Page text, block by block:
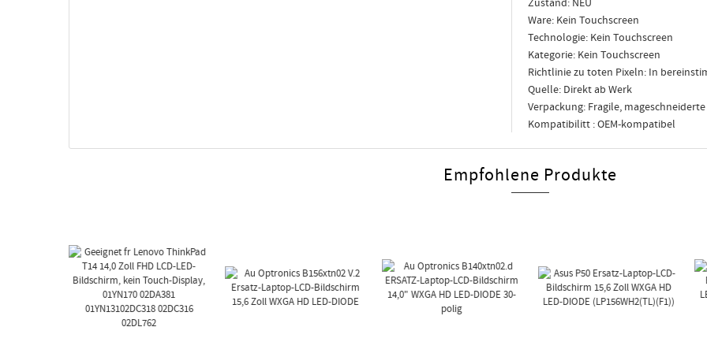
Ware: Kein Touchscreen
Technologie: Kein Touchscreen
Kategorie: Kein Touchscreen
Richtlinie zu toten Pixeln: In
Quelle: Direkt ab Werk
Verpackung: Fragile,
Kompatibilitt : OEM-kompatibel
Empfohlene Produkte